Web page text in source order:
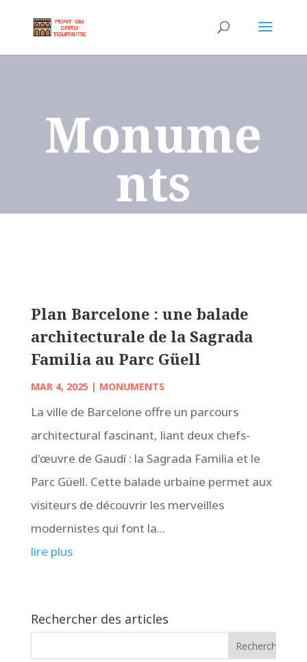
Monume
nts
Plan Barcelone : une balade
architecturale de la Sagrada
Familia au Parc Güell
MAR 4, 2025 | MONUMENTS
La ville de Barcelone offre un parcours
architectural fascinant, liant deux chefs-
d'œuvre de Gaudí : la Sagrada Familia et le
Parc Güell. Cette balade urbaine permet aux
visiteurs de découvrir les merveilles
modernistes qui font la...
lire plus
Rechercher des articles